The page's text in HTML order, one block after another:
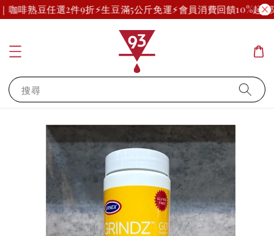
啡熟豆任選2件9折⚡生豆滿5公斤免運⚡會員消費回饋10%起(
搜尋